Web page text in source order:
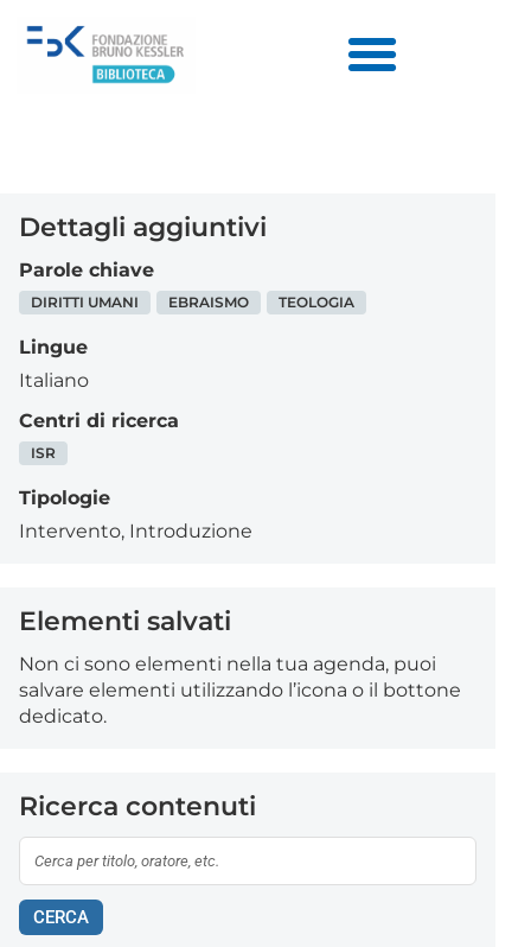
Dettagli aggiuntivi
Parole chiave
DIRITTI UMANI EBRAISMO TEOLOGIA
Lingue
Italiano
Centri di ricerca
ISR
Tipologie
Intervento, Introduzione
Elementi salvati
Non ci sono elementi nella tua agenda, puoi
salvare elementi utilizzando l’icona o il bottone
dedicato.
Ricerca contenuti
CERCA